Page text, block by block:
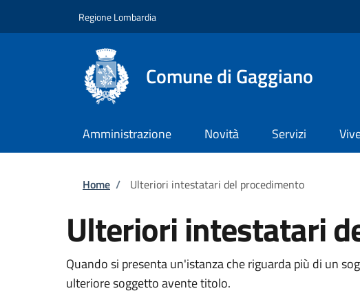
Regione Lombardia
Comune di Gaggiano
Amministrazione Novità Servizi
Briciole di pane
Home / Ulteriori intestatari del procedimento
Ulteriori intestatari
Quando si presenta un'istanza che riguarda più di un
ulteriore soggetto avente titolo.